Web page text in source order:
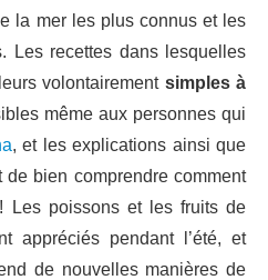
la mer les plus connus et les
Les recettes dans lesquelles
volontairement simples à
même aux personnes qui
, et les explications ainsi que
de bien comprendre comment
Les poissons et les fruits de
appréciés pendant l’été, et
de nouvelles manières de